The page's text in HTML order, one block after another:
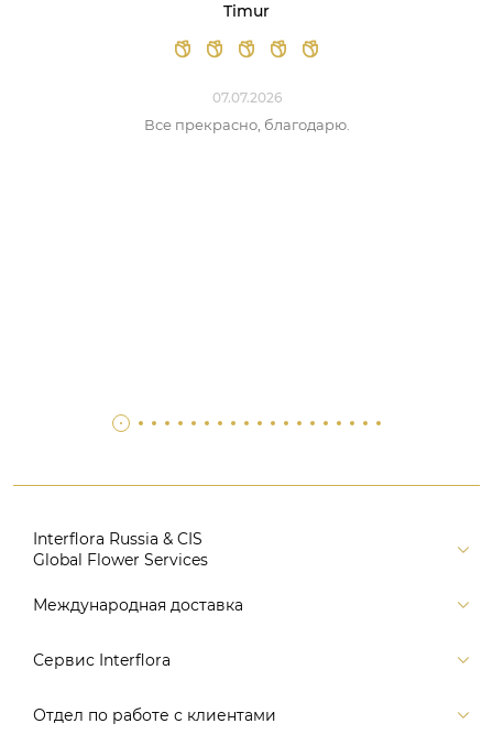
Timur
07.07.2026
Все прекрасно, благодарю.
Interflora Russia & CIS
Global Flower Services
Версия для печати
Поиск
Международная доставка
Россия
Европа
Сервис Interflora
Заказ и оплата
Отдел по работе с клиентами